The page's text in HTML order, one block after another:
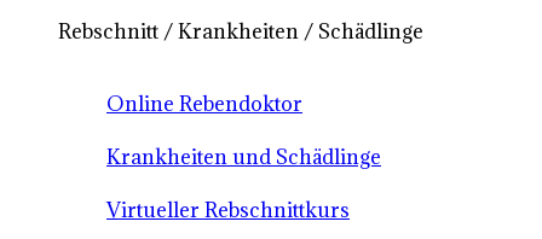
Rebschnitt / Krankheiten / Schädlinge
Online Rebendoktor
Krankheiten und Schädlinge
Virtueller Rebschnittkurs